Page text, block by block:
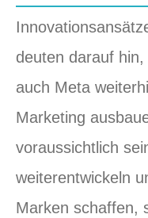
deuten darauf
auch Meta
Marketing
voraussichtlich
weiterentwickeln
Marken schaffen,